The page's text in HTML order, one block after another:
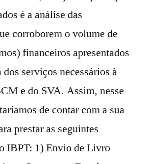
é a análise das
corroborem o volume de
financeiros apresentados
dos serviços necessários à
e do SVA. Assim, nesse
de contar com a sua
prestar as seguintes
IBPT: 1) Envio de Livro